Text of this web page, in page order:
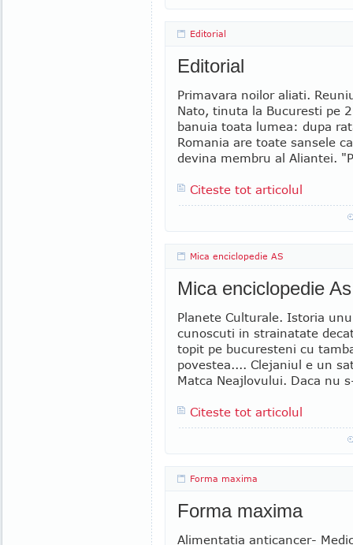
Editorial
Editorial
Primavara noilor aliati.
Nato, tinuta la Bucuresti pe
banuia toata lumea: dupa
Romania are toate sansele
devina membru al Aliantei.
Citeste tot articolul
Mica enciclopedie AS
Mica enciclopedie As
Planete Culturale. Istoria
cunoscuti in strainatate
topit pe bucuresteni cu
povestea.... Clejaniul e un
Matca Neajlovului. Daca nu
Citeste tot articolul
Forma maxima
Forma maxima
Alimentatia anticancer-